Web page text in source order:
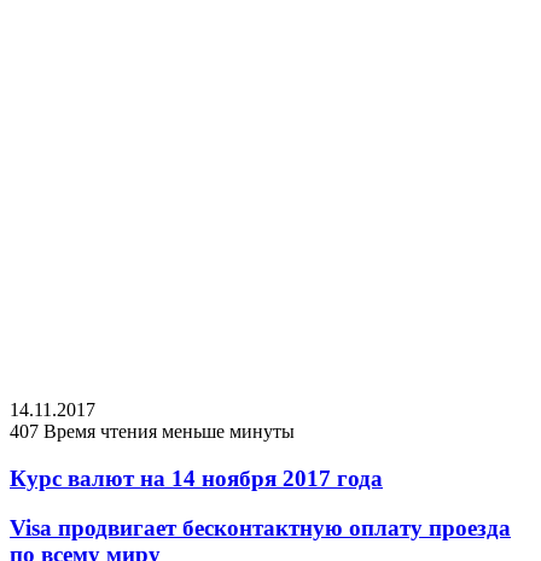
14.11.2017
407 Время чтения меньше минуты
Курс валют на 14 ноября 2017 года
Visa продвигает бесконтактную оплату проезда
по всему миру